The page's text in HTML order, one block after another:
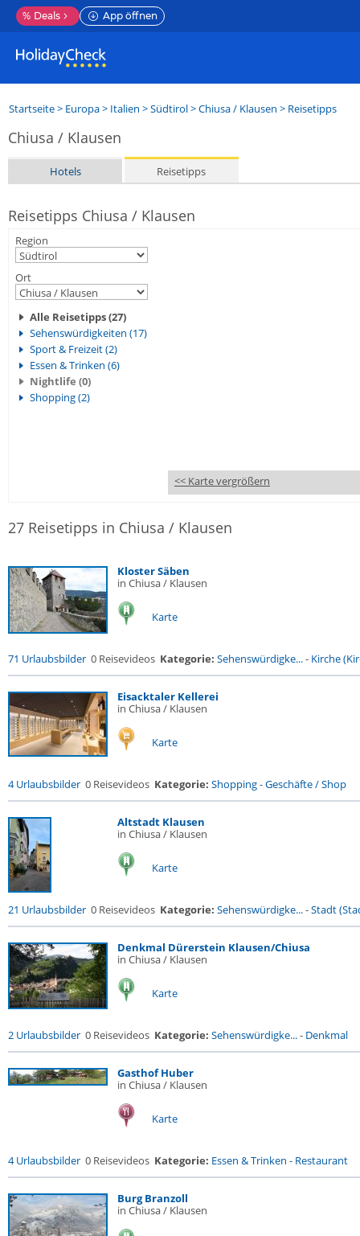
% Deals App öffnen
Startseite> Europa> Italien >Südtirol>Chiusa / Klausen > Reisetipps
Chiusa / Klausen
Hotels Reisetipps
Reisetipps Chiusa / Klausen
Region
Ort
Alle Reisetipps (27)
Sehenswürdigkeiten (17)
Sport & Freizeit (2)
Essen & Trinken (6)
Nightlife (0)
Shopping (2)
<< Karte vergrößern
27 Reisetipps in Chiusa / Klausen
Kloster Säben
in Chiusa / Klausen
Karte
71 Urlaubsbilder 0 Reisevideos Kategorie: Sehenswürdigke...- Kirche
Eisacktaler Kellerei
in Chiusa / Klausen
Karte
4 Urlaubsbilder 0 Reisevideos Kategorie: Shopping-Geschäfte / Shop
Altstadt Klausen
in Chiusa / Klausen
Karte
21 Urlaubsbilder 0 Reisevideos Kategorie: Sehenswürdigke...-Stadt
Denkmal Dürerstein Klausen/Chiusa
in Chiusa / Klausen
Karte
2 Urlaubsbilder 0 Reisevideos Kategorie: Sehenswürdigke...- Denkmal
Gasthof Huber
in Chiusa / Klausen
Karte
4 Urlaubsbilder 0 Reisevideos Kategorie: Essen & Trinken - Restaurant
Burg Branzoll
in Chiusa / Klausen